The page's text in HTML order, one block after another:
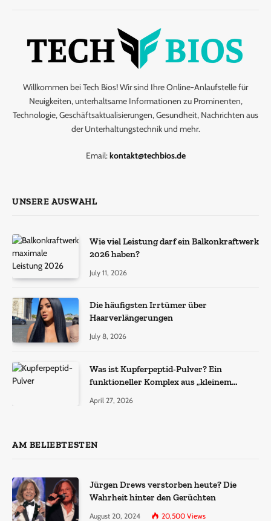
Willkommen bei Tech Bios! Wir sind Ihre Online-Anlaufstelle für
Neuigkeiten, unterhaltsame Informationen zu Prominenten,
Technologie, Geschäftsaktualisierungen, Gesundheit, Nachrichten aus
der Unterhaltungstechnik und mehr.
Email:kontakt@techbios.de
UNSERE AUSWAHL
Wie viel Leistung darf ein Balkonkraftwerk
2026 haben?
July 11, 2026
Die häufigsten Irrtümer über
Haarverlängerungen
July 8, 2026
Was ist Kupferpeptid-Pulver? Ein
funktioneller Komplex aus „kleinem
April 27, 2026
AM BELIEBTESTEN
Jürgen Drews verstorben heute? Die
Wahrheit hinter den Gerüchten
August 20, 2024 20,500 Views